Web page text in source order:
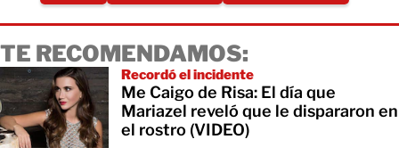
TE RECOMENDAMOS:
Recordó el incidente
Me Caigo de Risa: El día que
Mariazel reveló que le dispararon en
el rostro (VIDEO)